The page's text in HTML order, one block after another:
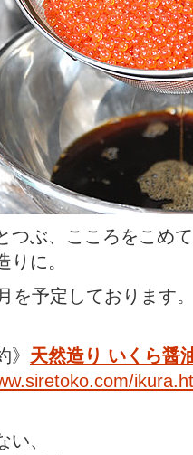
つぶ、こころをこめ
に。
を予定しております
天然造り いくら醤
、